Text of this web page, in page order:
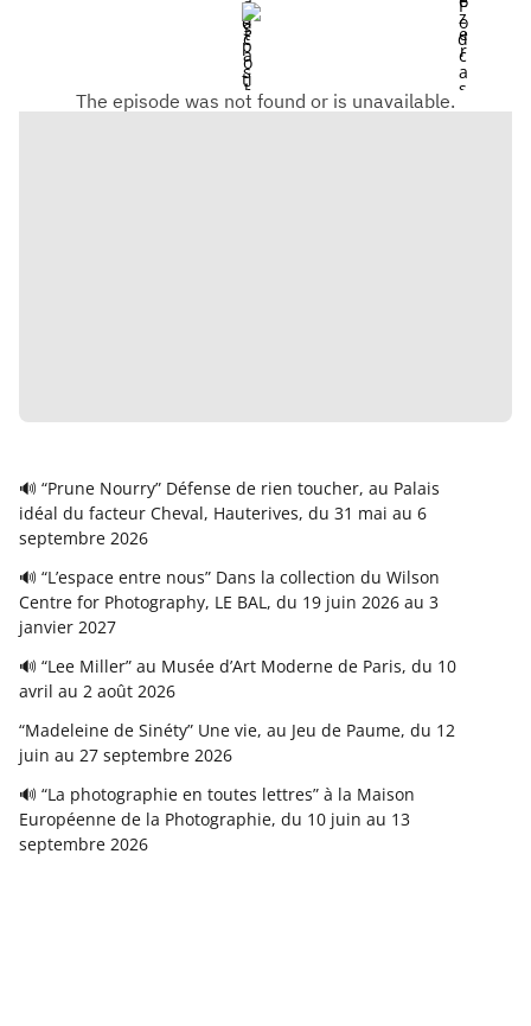
🔊 “Prune Nourry” Défense de rien toucher, au Palais
idéal du facteur Cheval, Hauterives, du 31 mai au 6
septembre 2026
🔊 “L’espace entre nous” Dans la collection du Wilson
Centre for Photography, LE BAL, du 19 juin 2026 au 3
janvier 2027
🔊 “Lee Miller” au Musée d’Art Moderne de Paris, du 10
avril au 2 août 2026
“Madeleine de Sinéty” Une vie, au Jeu de Paume, du 12
juin au 27 septembre 2026
🔊 “La photographie en toutes lettres” à la Maison
Européenne de la Photographie, du 10 juin au 13
septembre 2026